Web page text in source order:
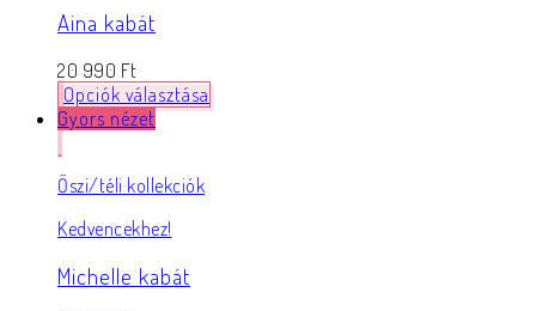
Aina kabát
20 990 Ft
Opciók választása
Gyors nézet
Őszi/téli kollekciók
Kedvencekhez!
Michelle kabát